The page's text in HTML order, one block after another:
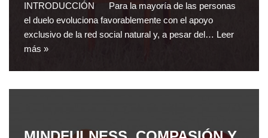
INTRODUCCIÓN Para la mayoría de las personas
el duelo evoluciona favorablemente con el apoyo
exclusivo de la red social natural y, a pesar del… Leer
más »